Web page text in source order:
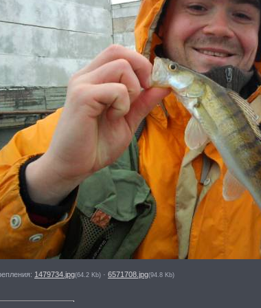
1479734.jpg(64.2 Kb) · 6571708.jpg(94.8 Kb)